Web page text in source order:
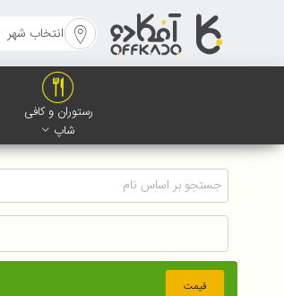
انتخاب شهر
رستوران و کافی
شاپ
قیمت